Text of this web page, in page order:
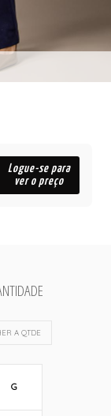
Logue-se para
ver o preço
A QTDE
G